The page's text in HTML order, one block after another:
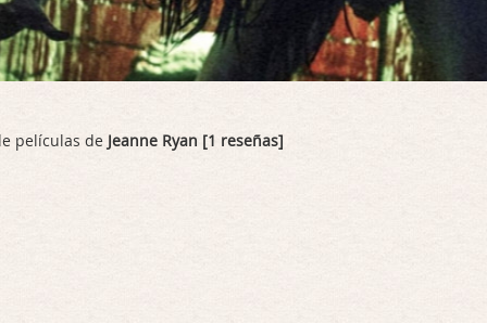
películas de Jeanne Ryan [1 reseñas]